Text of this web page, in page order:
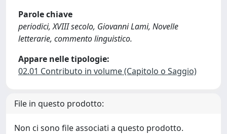
Parole chiave
periodici, XVIII secolo, Giovanni Lami, Novelle
letterarie, commento linguistico.
Appare nelle tipologie:
02.01 Contributo in volume (Capitolo o Saggio)
File in questo prodotto:
Non ci sono file associati a questo prodotto.